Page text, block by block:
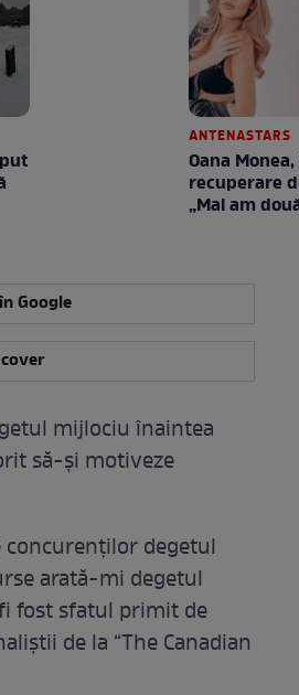
ANTENASTARS
Oana
recuperare
„Mai am
Google
mijlociu înaintea
să-și motiveze
concurenților degetul
arată-mi degetul
fost sfatul primit de
de la “The Canadian